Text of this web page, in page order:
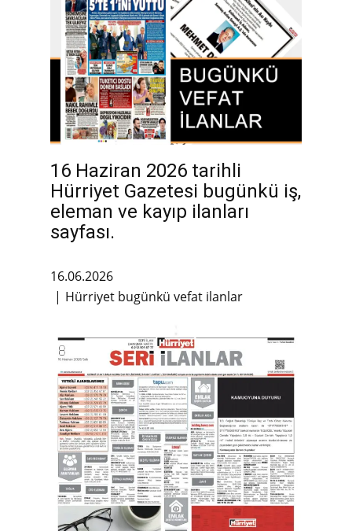
16 Haziran 2026 tarihli
Hürriyet Gazetesi bugünkü iş,
eleman ve kayıp ilanları
sayfası.
16.06.2026
Hürriyet bugünkü vefat ilanlar